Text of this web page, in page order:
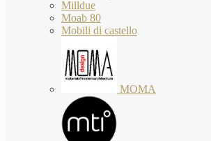
Milldue
Moab 80
Mobili di castello
MOMA